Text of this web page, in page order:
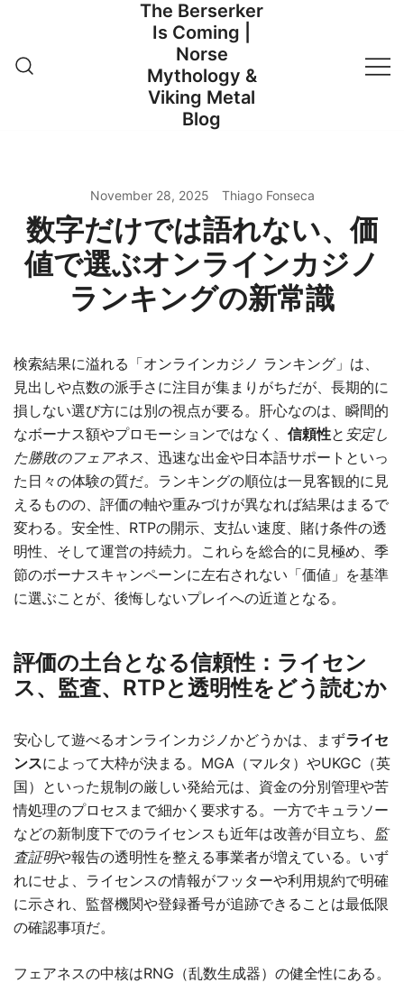
content
The Berserker
Is Coming |
Norse
Mythology &
Viking Metal
Blog
November 28, 2025 Thiago Fonseca
数字だけでは語れない、価
値で選ぶオンラインカジノ
ランキングの新常識
検索結果に溢れる「オンラインカジノ ランキング」は、
見出しや点数の派手さに注目が集まりがちだが、長期的に
損しない選び方には別の視点が要る。肝心なのは、瞬間的
なボーナス額やプロモーションではなく、 信頼性と 安定し
た勝敗のフェアネス、迅速な出金や日本語サポートといっ
た日々の体験の質だ。ランキングの順位は一見客観的に見
えるものの、評価の軸や重みづけが異なれば結果はまるで
変わる。安全性、RTPの開示、支払い速度、賭け条件の透
明性、そして運営の持続力。これらを総合的に見極め、季
節のボーナスキャンペーンに左右されない「価値」を基準
に選ぶことが、後悔しないプレイへの近道となる。
評価の土台となる信頼性：ライセン
ス、監査、RTPと透明性をどう読むか
安心して遊べるオンラインカジノかどうかは、まずライセ
ンスによって大枠が決まる。MGA（マルタ）やUKGC（英
国）といった規制の厳しい発給元は、資金の分別管理や苦
情処理のプロセスまで細かく要求する。一方でキュラソー
などの新制度下でのライセンスも近年は改善が目立ち、 監
査証明や報告の透明性を整える事業者が増えている。いず
れにせよ、ライセンスの情報がフッターや利用規約で明確
に示され、監督機関や登録番号が追跡できることは最低限
の確認事項だ。
フェアネスの中核はRNG（乱数生成器）の健全性にある。